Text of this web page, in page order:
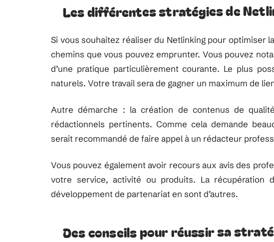
Les différentes stratégies de
Si vous souhaitez réaliser du Netlinking pour optimiser
chemins que vous pouvez emprunter. Vous pouvez
d’une pratique particulièrement courante. Le plus
naturels. Votre travail sera de gagner un maximum de
Autre démarche : la création de contenus de
rédactionnels pertinents. Comme cela demande
serait recommandé de faire appel à un rédacteur
Vous pouvez également avoir recours aux avis des
votre service, activité ou produits. La
développement de partenariat en sont d’autres.
Des conseils pour réussir sa